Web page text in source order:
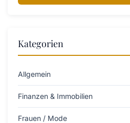
Kategorien
Allgemein
Finanzen & Immobilien
Frauen / Mode